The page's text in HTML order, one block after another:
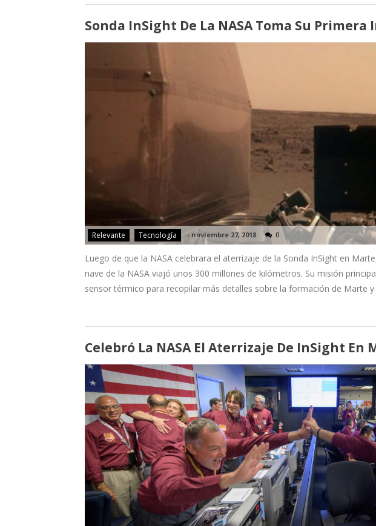
Sonda InSight De La NASA Toma Su
Relevante Tecnología - noviembre 27, 2018 0
Luego de que la NASA celebrara el aterrizaje de la Sonda InSight en
nave de la NASA viajó unos 300 millones de kilómetros. Su misión
sensor térmico para recopilar más detalles sobre la formación de Marte y
Celebró La NASA El Aterrizaje De InSight En